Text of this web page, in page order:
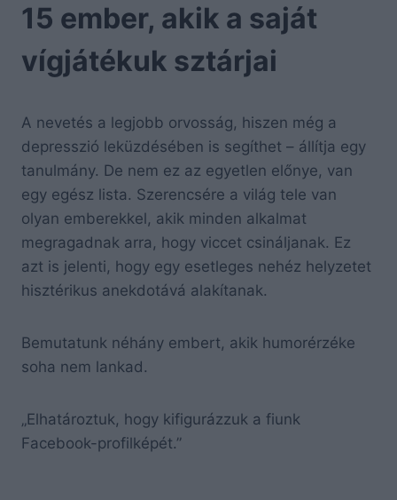
15 ember, akik a saját
vígjátékuk sztárjai
A nevetés a legjobb orvosság, hiszen még a
depresszió leküzdésében is segíthet – állítja egy
tanulmány. De nem ez az egyetlen előnye, van
egy egész lista. Szerencsére a világ tele van
olyan emberekkel, akik minden alkalmat
megragadnak arra, hogy viccet csináljanak. Ez
azt is jelenti, hogy egy esetleges nehéz helyzetet
hisztérikus anekdotává alakítanak.
Bemutatunk néhány embert, akik humorérzéke
soha nem lankad.
„Elhatároztuk, hogy kifigurázzuk a fiunk
Facebook-profilképét.”